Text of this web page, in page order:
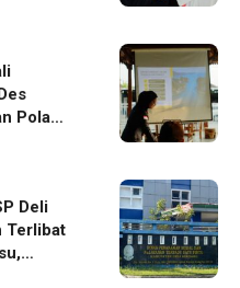
Pola
Deli
Terlibat